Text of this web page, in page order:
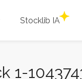
Stocklib IA
1-